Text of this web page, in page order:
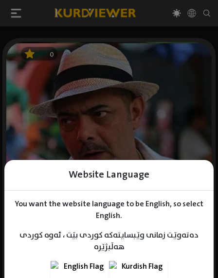
Website Language
You want the website language to be English, so select
English.
دەتەوێت زمانی وێبسایتەکە کوردی بێت ، ئەوە کوردی
هەڵبژێرە
0
Gender : male